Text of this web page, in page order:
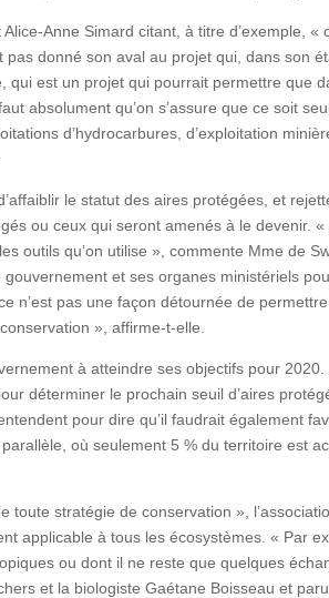
Anne Simard citant, à titre d’exemple, «
donné son aval au projet qui, dans son
est un projet qui pourrait permettre que
absolument qu’on s’assure que ce soit
d’hydrocarbures, d’exploitation
le statut des aires protégées, et
ou ceux qui seront amenés à le devenir. «
outils qu’on utilise », commente Mme de
et ses organes ministériels
n’est pas une façon détournée de
», affirme-t-elle.
à atteindre ses objectifs pour
déterminer le prochain seuil d’aires
pour dire qu’il faudrait également
où seulement 5 % du territoire est
toute stratégie de conservation »,
applicable à tous les écosystèmes. « Par
ou dont il ne reste que quelques
et la biologiste Gaétane Boisseau et